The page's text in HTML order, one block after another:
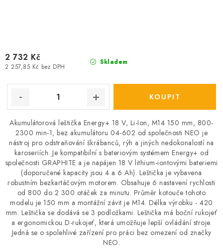
Skladem
2 257,85 Kč bez DPH
2 732 Kč
Akumulátorová leštička Energy+ 18 V, Li-Ion, M14 150 mm, 800-
2300 min-1, bez akumulátoru 04-602 od společnosti NEO je
nástroj pro odstraňování škrábanců, rýh a jiných nedokonalostí na
karoseriích. Je kompatibilní s bateriovým systémem Energy+ od
společnosti GRAPHITE a je napájen 18 V lithium-iontovými bateriemi
(doporučené kapacity jsou 4 a 6 Ah). Leštička je vybavena
robustním bezkartáčovým motorem. Obsahuje 6 nastavení rychlosti
od 800 do 2 300 otáček za minutu. Průměr kotouče tohoto
modelu je 150 mm a montážní závit je M14. Délka výrobku - 420
mm. Leštička se dodává se 3 podložkami. Leštička má boční rukojeť
a ergonomickou D-rukojeť, která umožňuje lepší ovládání stroje.
Jedná se o spolehlivé zařízení pro práci bez omezení od značky
NEO.